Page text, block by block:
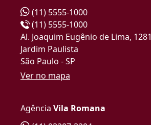
(11) 5555-1000
(11) 5555-1000
Al. Joaquim Eugênio de Lima, 1281
Jardim Paulista
São Paulo - SP
Ver no mapa
Agência Vila Romana